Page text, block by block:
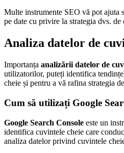
Multe instrumente SEO vă pot ajuta
pe date cu privire la strategia dvs.
Analiza datelor de
Importanța analizării datelor de
utilizatorilor, puteți identifica
cheie și pentru a vă rafina strategia
Cum să utilizați Google
Google Search Console este un
identifica cuvintele cheie care
analiza datelor privind cuvintele